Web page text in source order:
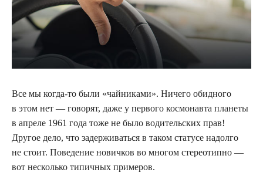
Все мы когда-то были «чайниками». Ничего обидного
в этом нет — говорят, даже у первого космонавта планеты
в апреле 1961 года тоже не было водительских прав!
Другое дело, что задерживаться в таком статусе надолго
не стоит. Поведение новичков во многом стереотипно —
вот несколько типичных примеров.